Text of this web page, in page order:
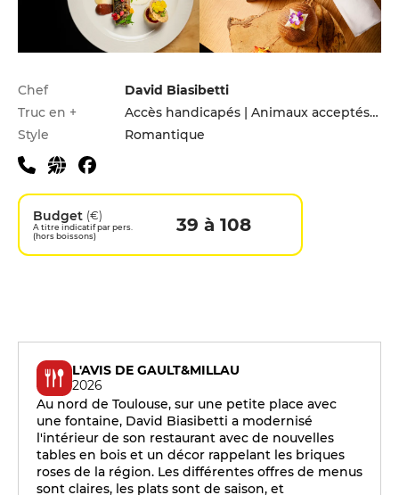
Infos pratiques
Chef
David Biasibetti
Truc en +
Accès handicapés | Animaux acceptés | Menu enfants
Style
Romantique
Budget (€)
A titre indicatif par pers.
(hors boissons)
39 à 108
L'AVIS DE GAULT&MILLAU
2026
Au nord de Toulouse, sur une petite place avec
une fontaine, David Biasibetti a modernisé
l'intérieur de son restaurant avec de nouvelles
tables en bois et un décor rappelant les briques
roses de la région. Les différentes offres de menus
sont claires, les plats sont de saison, et